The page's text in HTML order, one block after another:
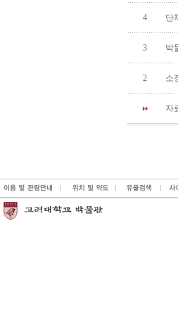
4 단
3 박
2 소
자